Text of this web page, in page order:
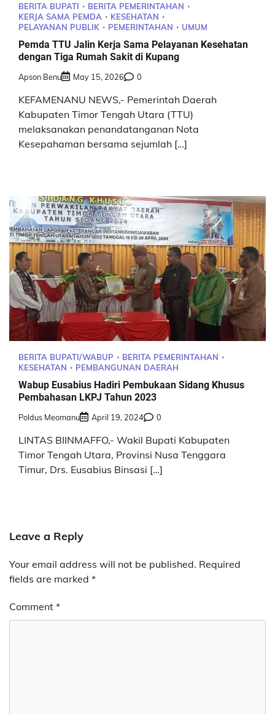
BERITA BUPATI
BERITA PEMERINTAHAN
KERJA SAMA PEMDA
KESEHATAN
PELAYANAN PUBLIK
PEMERINTAHAN UMUM
Pemda TTU Jalin Kerja Sama Pelayanan Kesehatan
dengan Tiga Rumah Sakit di Kupang
Apson Benu May 15, 2026 0
KEFAMENANU NEWS,- Pemerintah Daerah
Kabupaten Timor Tengah Utara (TTU)
melaksanakan penandatanganan Nota
Kesepahaman bersama sejumlah […]
BERITA BUPATI/WABUP
BERITA PEMERINTAHAN
KESEHATAN
PEMBANGUNAN DAERAH
Wabup Eusabius Hadiri Pembukaan Sidang Khusus
Pembahasan LKPJ Tahun 2023
Poldus Meomanu April 19, 2024 0
LINTAS BIINMAFFO,- Wakil Bupati Kabupaten
Timor Tengah Utara, Provinsi Nusa Tenggara
Timur, Drs. Eusabius Binsasi […]
Leave a Reply
Your email address will not be published. Required
fields are marked *
Comment *